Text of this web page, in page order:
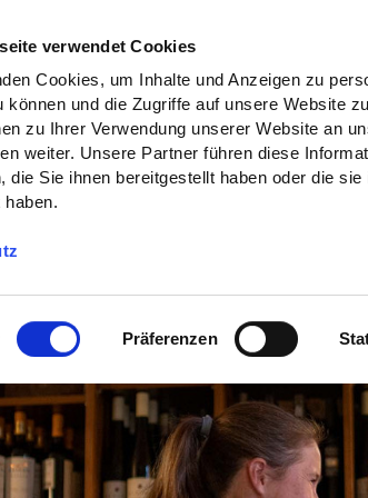
verwendet Cookies
Cookies, um Inhalte und Anzeigen zu
können und die Zugriffe auf unsere Website
zu Ihrer Verwendung unserer Website an
weiter. Unsere Partner führen diese
die Sie ihnen bereitgestellt haben oder die
Präferenzen